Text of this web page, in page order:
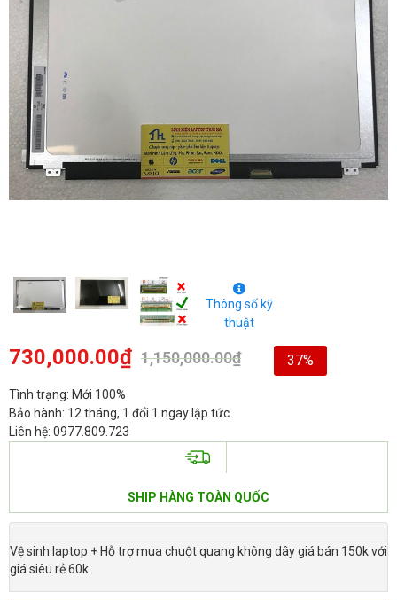
Thông số kỹ
thuật
1,150,000.00₫
730,000.00₫ 37%
Tình trạng: Mới 100%
Bảo hành: 12 tháng, 1 đổi 1 ngay lập tức
Liên hệ: 0977.809.723
SHIP HÀNG TOÀN QUỐC
Vệ sinh laptop + Hỗ trợ mua chuột quang không dây giá bán 150k với
giá siêu rẻ 60k